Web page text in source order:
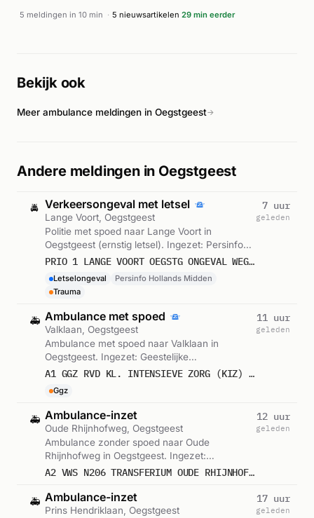
lagere urgentie (A0). Volgens Drimble werd een ambulance
5 meldingen in 10 min · 5 nieuwsartikelen 29 min eerder
Bekijk ook
Meer ambulance meldingen in Oegstgeest→
Andere meldingen in Oegstgeest
🚔 Verkeersongeval met letsel
Lange Voort, Oegstgeest
Politie met spoed naar Lange Voort in
Oegstgeest (ernstig letsel). Ingezet: Persinfo
Hollands Midden. Gemeld om 17:43.
PRIO 1 LANGE VOORT OEGSTG ONGEVAL WEGVERVOER LETSEL
Letselongeval
Persinfo Hollands Midden
Trauma
7 uur
geleden
🚑 Ambulance met spoed
Valklaan, Oegstgeest
Ambulance met spoed naar Valklaan in
Oegstgeest. Ingezet: Geestelijke
Gezondheidszorg. Gemeld om 13:45.
A1 GGZ RVD KL. INTENSIEVE ZORG (KIZ) VALKLAAN OEGSTG : 16186
Ggz
11 uur
geleden
🚑 Ambulance-inzet
Oude Rhijnhofweg, Oegstgeest
Ambulance zonder spoed naar Oude
Rhijnhofweg in Oegstgeest. Ingezet:
Voorwaardescheppend. Gemeld om 11:56.
A2 VWS N206 TRANSFERIUM OUDE RHIJNHOFWEG OEGSTG VWS 16173
12 uur
geleden
🚑 Ambulance-inzet
Prins Hendriklaan, Oegstgeest
17 uur
geleden